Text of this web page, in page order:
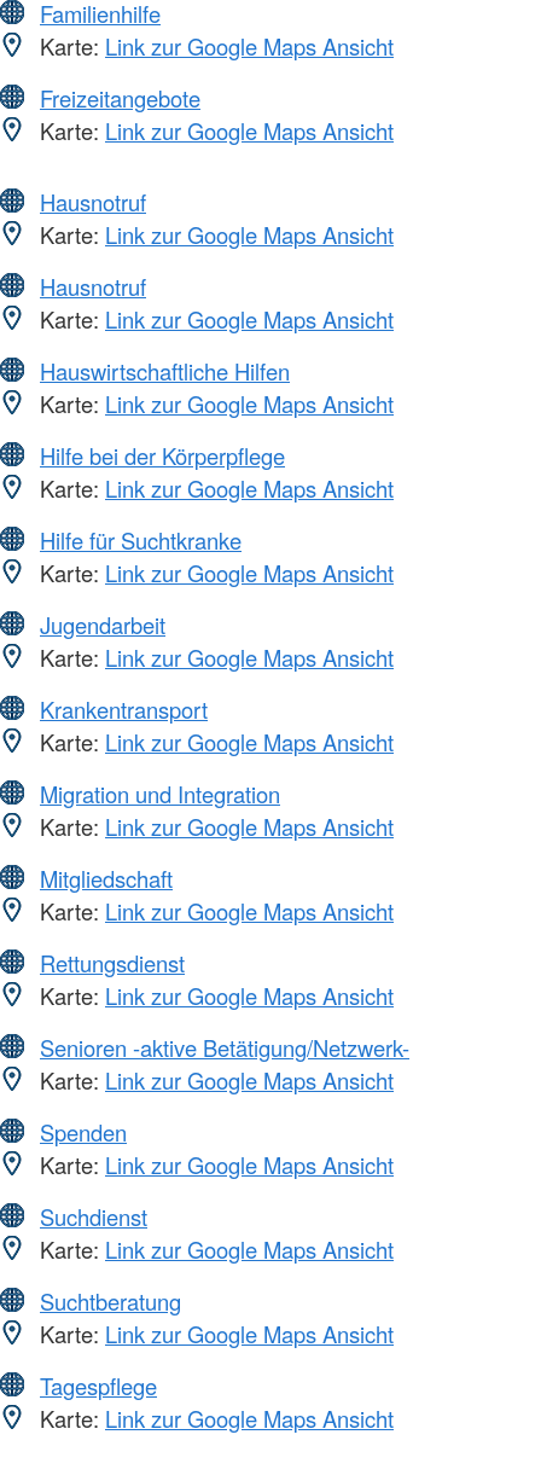
Familienhilfe
Karte: Link zur Google Maps Ansicht
Freizeitangebote
Karte: Link zur Google Maps Ansicht
Hausnotruf
Karte: Link zur Google Maps Ansicht
Hausnotruf
Karte: Link zur Google Maps Ansicht
Hauswirtschaftliche Hilfen
Karte: Link zur Google Maps Ansicht
Hilfe bei der Körperpflege
Karte: Link zur Google Maps Ansicht
Hilfe für Suchtkranke
Karte: Link zur Google Maps Ansicht
Jugendarbeit
Karte: Link zur Google Maps Ansicht
Krankentransport
Karte: Link zur Google Maps Ansicht
Migration und Integration
Karte: Link zur Google Maps Ansicht
Mitgliedschaft
Karte: Link zur Google Maps Ansicht
Rettungsdienst
Karte: Link zur Google Maps Ansicht
Senioren -aktive Betätigung/Netzwerk-
Karte: Link zur Google Maps Ansicht
Spenden
Karte: Link zur Google Maps Ansicht
Suchdienst
Karte: Link zur Google Maps Ansicht
Suchtberatung
Karte: Link zur Google Maps Ansicht
Tagespflege
Karte: Link zur Google Maps Ansicht